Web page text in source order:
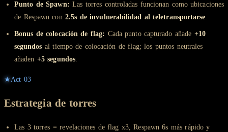
Punto de Spawn: Las torres controladas funcionan como ubicaciones
de Respawn con2.5s de invulnerabilidad al teletransportarse.
Bonus de colocación de flag: Cada punto capturado añade +10
segundos al tiempo de colocación de flag; los puntos neutrales
añaden +5 segundos.
★Act 03
Estrategia de torres
Las 3 torres = revelaciones de flag x3, Respawn 6s más rápido y